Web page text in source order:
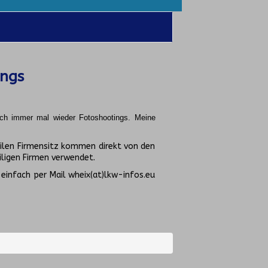
immer mal wieder Fotoshootings. Meine
Firmensitz kommen direkt von den
Firmen verwendet.
einfach per Mail wheix(at)lkw-infos.eu